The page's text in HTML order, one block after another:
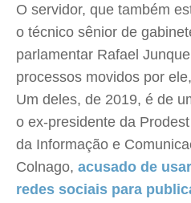
O servidor, que também
o técnico sênior de
parlamentar Rafael
processos movidos por
Um deles, de 2019, é de
o ex-presidente da
da Informação e
Colnago, acusado de
redes sociais para